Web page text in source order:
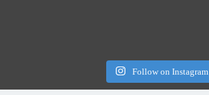
Follow on Instagram